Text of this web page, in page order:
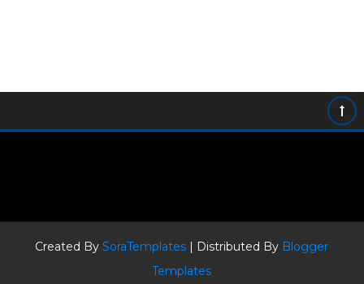
Created BySoraTemplates | Distributed By Blogger
Templates